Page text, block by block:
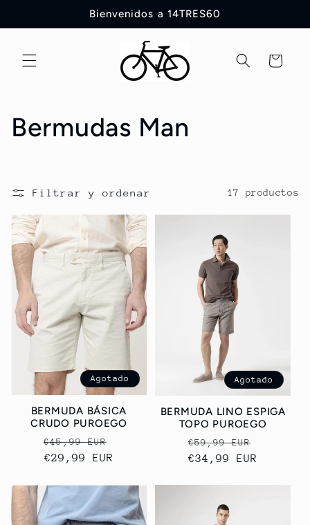
al contenido
Bienvenidos a 14TRES60
Carrito
C
l
e
c
c
i
Bermudas Man
Filtrar y ordenar 17 productos
Agotado
BERMUDA BÁSICA
CRUDO PUROEGO
Precio
habitual
€45,99 EUR
€29,99 EUR
Agotado
BERMUDA LINO ESPIGA
TOPO PUROEGO
Precio
habitual
€59,99 EUR
€34,99 EUR